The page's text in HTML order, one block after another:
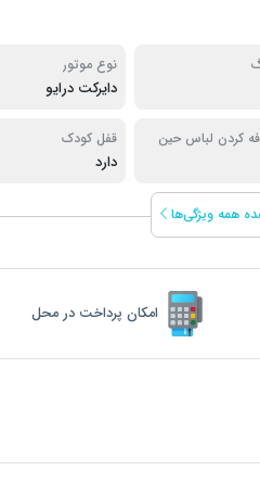
نوع موتور
دایرکت درایو
کردن لباس حین
قفل کودک
دارد
همه ویژگی‌ها
امکان پرداخت در محل